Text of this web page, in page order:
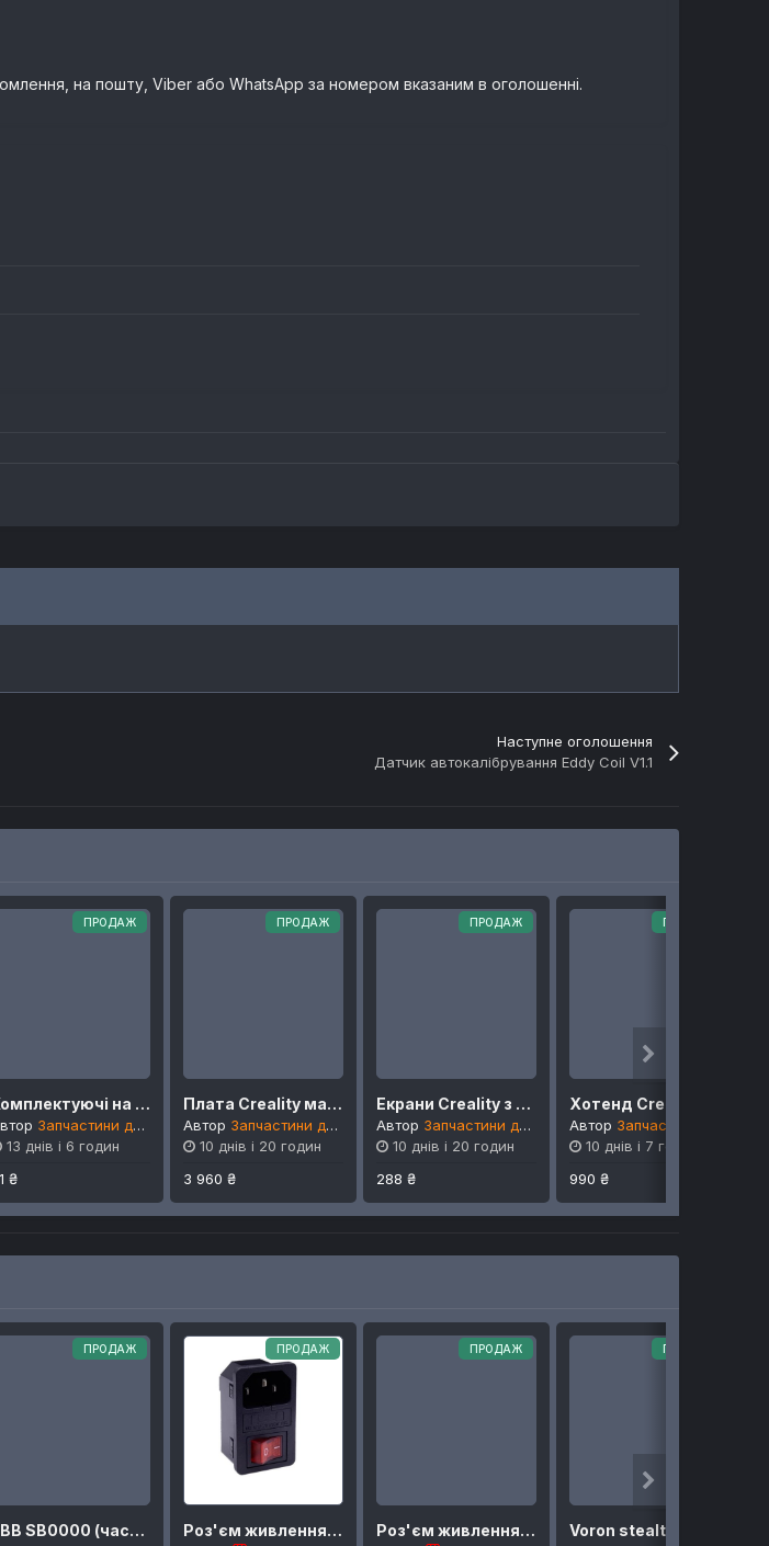
на пошту, Viber або WhatsApp за номером вказаним в оголошенні.
Наступне оголошення
Датчик автокалібрування Eddy Coil V1.1
ПРОДАЖ
Комплектуючі на хотенд Creality K1, K1C, K1Max, SE
Запчастини для Creality
13 днів і 6 годин
₴
ПРОДАЖ
Плата Creality материнська для K1
Автор Запчастини для Creality
10 днів і 20 годин
3 960 ₴
ПРОДАЖ
Екрани Creality з шлейфом, або шлейфи окремо
Автор Запчастини для Creality
10 днів і 20 годин
288 ₴
ПРОДАЖ
Автор Запчастини для Creality
10 днів і 7 годин
990 ₴
ПРОДАЖ
EBB SB0000 (частина на голову StealthBurner)
ПРОДАЖ
Роз'єм живлення IEC 320 C14 AC-03
ПРОДАЖ
Роз'єм живлення IEC 320 C14 AC-03B
ПРОДАЖ